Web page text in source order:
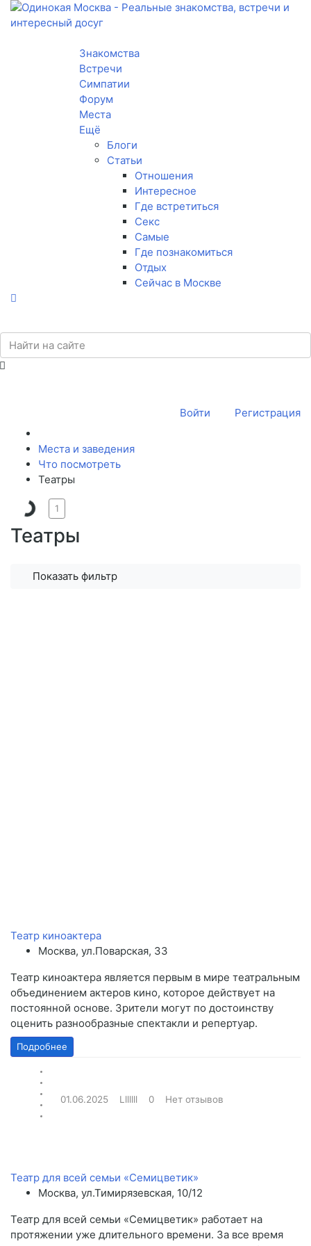
Toggle navigation
Знакомства
Встречи
Симпатии
Форум
Места
Ещё
Блоги
Статьи
Отношения
Интересное
Где встретиться
Секс
Самые
Где познакомиться
Отдых
Сейчас в Москве
Войти Регистрация
Места и заведения
Что посмотреть
Театры
Театры
1
Показать фильтр
Театр киноактера
Москва, ул.Поварская, 33
Театр киноактера является первым в мире театральным
объединением актеров кино, которое действует на
постоянной основе. Зрители могут по достоинству
оценить разнообразные спектакли и репертуар.
Подробнее
01.06.2025 Lllllll 0 Нет отзывов
Театр для всей семьи «Семицветик»
Москва, ул.Тимирязевская, 10/12
Театр для всей семьи «Семицветик» работает на
протяжении уже длительного времени. За все время